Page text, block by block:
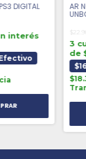
DIGITAL
interés
Efectivo
AR
3
de